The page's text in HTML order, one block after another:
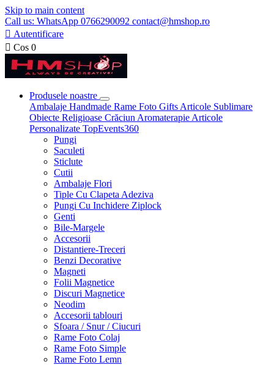
Skip to main content
Call us: WhatsApp 0766290092 contact@hmshop.ro
 Autentificare
 Cos 0
Produsele noastre
Ambalaje Handmade Rame Foto Gifts Articole Sublimare
Obiecte Religioase Crăciun Aromaterapie Articole
Personalizate TopEvents360
Pungi
Saculeti
Sticlute
Cutii
Ambalaje Flori
Tiple Cu Clapeta Adeziva
Pungi Cu Inchidere Ziplock
Genti
Bile-Margele
Accesorii
Distantiere-Treceri
Benzi Decorative
Magneti
Folii Magnetice
Discuri Magnetice
Neodim
Accesorii tablouri
Sfoara / Snur / Ciucuri
Rame Foto Colaj
Rame Foto Simple
Rame Foto Lemn